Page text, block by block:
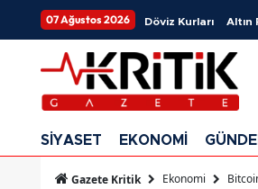
07 Ağustos 2026 Döviz Kurları Altın
SİYASET EKONOMİ
Gazete Kritik Ekonomi